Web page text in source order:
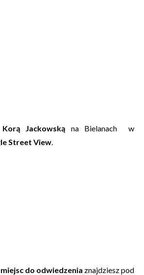
Jackowską na Bielanach w
Street View.
do odwiedzenia znajdziesz pod